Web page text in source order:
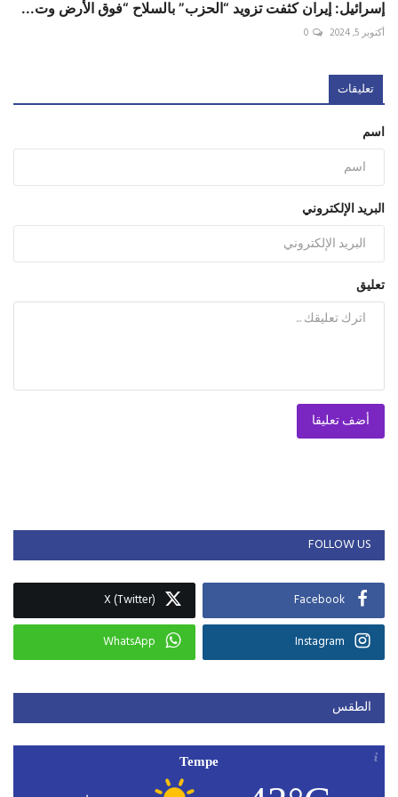
إسرائيل: إيران كثفت تزويد “الحزب” بالسلاح “فوق الأرض وت...
أكتوبر 5, 2024 0
تعليقات
اسم
البريد الإلكتروني
تعليق
أضف تعليقا
FOLLOW US
Facebook
X (Twitter)
Instagram
WhatsApp
الطقس
Tempe